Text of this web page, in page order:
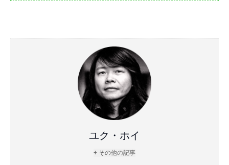
ユク・ホイ
+ その他の記事